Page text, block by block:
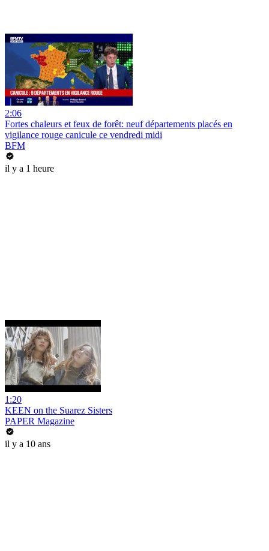
2:06
Fortes chaleurs et feux de forêt: neuf départements placés en
vigilance rouge canicule ce vendredi midi
BFM
il y a 1 heure
1:20
KEEN on the Suarez Sisters
PAPER Magazine
il y a 10 ans